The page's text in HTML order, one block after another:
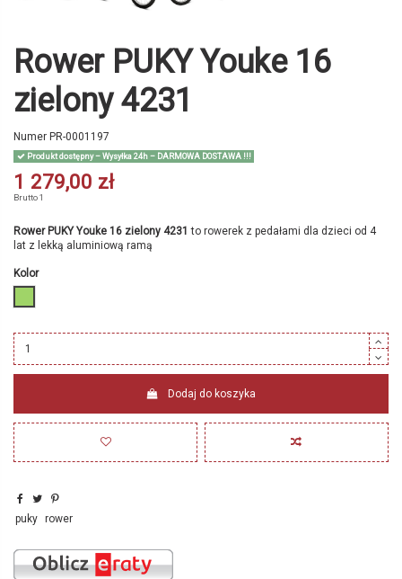
Rower PUKY Youke 16
zielony 4231
Numer PR-0001197
Produkt dostępny – Wysyłka 24h – DARMOWA DOSTAWA !!!
1 279,00 zł
Brutto1
Rower PUKY Youke 16 zielony 4231 to rowerek z pedałami dla dzieci od 4
lat z lekką aluminiową ramą
Kolor
Dodaj do koszyka
puky rower